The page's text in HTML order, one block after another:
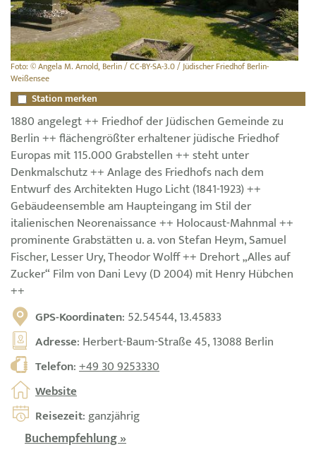
Foto: © Angela M. Arnold, Berlin / CC-BY-SA-3.0 / Jüdischer Friedhof Berlin-
Weißensee
Station merken
1880 angelegt ++ Friedhof der Jüdischen Gemeinde zu
Berlin ++ flächengrößter erhaltener jüdische Friedhof
Europas mit 115.000 Grabstellen ++ steht unter
Denkmalschutz ++ Anlage des Friedhofs nach dem
Entwurf des Architekten Hugo Licht (1841-1923) ++
Gebäudeensemble am Haupteingang im Stil der
italienischen Neorenaissance ++ Holocaust-Mahnmal ++
prominente Grabstätten u. a. von Stefan Heym, Samuel
Fischer, Lesser Ury, Theodor Wolff ++ Drehort „Alles auf
Zucker“ Film von Dani Levy (D 2004) mit Henry Hübchen
++
GPS-Koordinaten: 52.54544, 13.45833
Adresse: Herbert-Baum-Straße 45, 13088 Berlin
Telefon:+49 30 9253330
Website
Reisezeit: ganzjährig
Buchempfehlung »